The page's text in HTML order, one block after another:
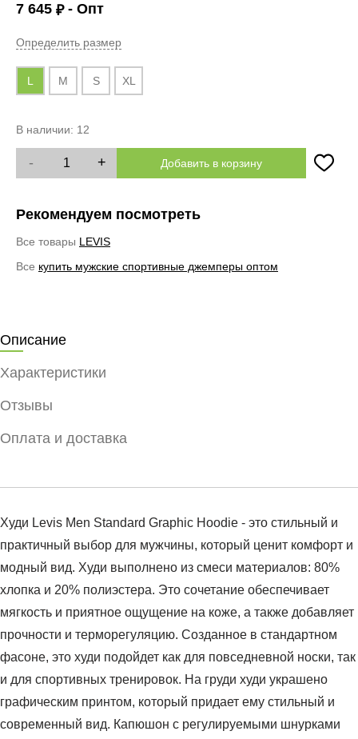
7 645 ₽- Опт
Определить размер
L M S XL
В наличии: 12
- + Добавить в корзину
Рекомендуем посмотреть
Все товары LEVIS
Все купить мужские спортивные джемперы оптом
Описание
Характеристики
Отзывы
Оплата и доставка
Худи Levis Men Standard Graphic Hoodie - это стильный и
практичный выбор для мужчины, который ценит комфорт и
модный вид. Худи выполнено из смеси материалов: 80%
хлопка и 20% полиэстера. Это сочетание обеспечивает
мягкость и приятное ощущение на коже, а также добавляет
прочности и терморегуляцию. Созданное в стандартном
фасоне, это худи подойдет как для повседневной носки, так
и для спортивных тренировок. На груди худи украшено
графическим принтом, который придает ему стильный и
современный вид. Капюшон с регулируемыми шнурками